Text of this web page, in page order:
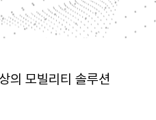
의 모빌리티 솔루션